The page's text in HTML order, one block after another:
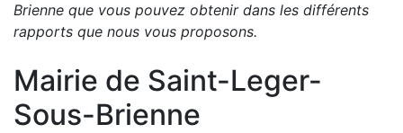
Brienne que vous pouvez obtenir dans les différents
rapports que nous vous proposons.
Mairie de Saint-Leger-
Sous-Brienne